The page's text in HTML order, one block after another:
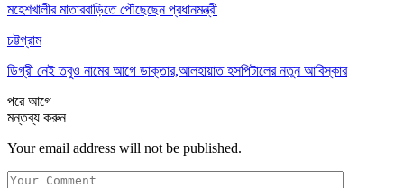
মহেশখালীর মাতারবাড়িতে পৌঁছেছেন প্রধানমন্ত্রী
চট্টগ্রাম
ডিগ্রী নেই তবুও নামের আগে ডাক্তার,আলহায়াত হসপিটালের নতুন আবিস্কার
পরেআগে
মন্তব্য করুন
Your email address will not be published.